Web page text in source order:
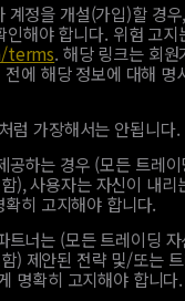
정을 개설(가입)할 경
해야 합니다. 위험 고지
terms. 해당 링크는 회원
에 해당 정보에 대해 명
럼 가장해서는 안됩니다.
하는 경우 (모든 트레
), 사용자는 자신이 내리
히 고지해야 합니다.
너는 (모든 트레이딩
) 제안된 전략 및/또는
명확히 고지해야 합니다.